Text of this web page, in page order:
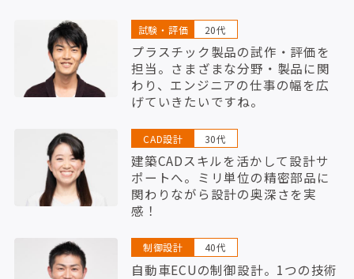
試験・評価 20代
プラスチック製品の試作・評価を
担当。さまざまな分野・製品に関
わり、エンジニアの仕事の幅を広
げていきたいですね。
CAD設計 30代
建築CADスキルを活かして設計サ
ポートへ。ミリ単位の精密部品に
関わりながら設計の奥深さを実
感！
制御設計 40代
自動車ECUの制御設計。1つの技術